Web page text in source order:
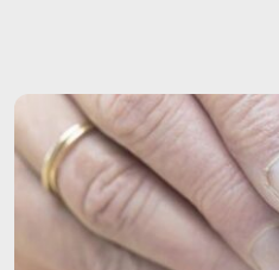
Brasil cai no ranking mundial de
aposentadoria